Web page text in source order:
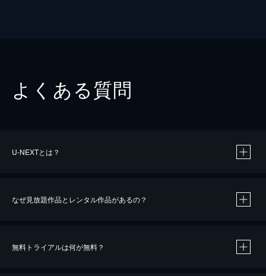
よくある質問
U-NEXTとは？
なぜ見放題作品とレンタル作品があるの？
無料トライアルは何が無料？